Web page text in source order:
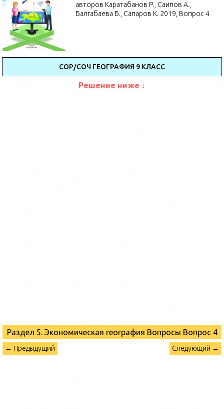
авторов Каратабанов Р., Саипов А.,
Балгабаева Б., Сапаров К. 2019, Вопрос 4
СОР/СОЧ ГЕОГРАФИЯ 9 КЛАСС
Решение ниже ↓
Раздел 5. Экономическая география Вопросы Вопрос 4
← Предыдущий Следующий →